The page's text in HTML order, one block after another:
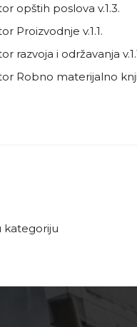
opštih poslova v.1.3.
Proizvodnje v.1.1.
razvoja i održavanja
Robno materijalno
kategoriju